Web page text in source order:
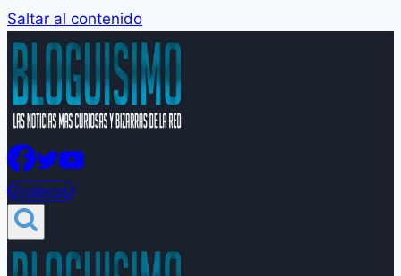
Saltar al contenido
Groleros!